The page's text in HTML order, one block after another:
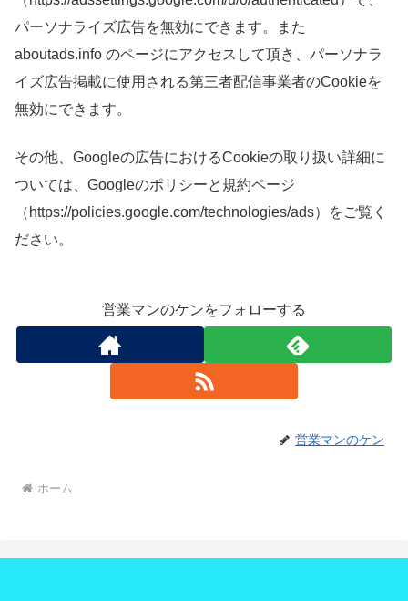
パーソナライズ広告を無効にできます。また
aboutads.info のページにアクセスして頂き、パーソナラ
イズ広告掲載に使用される第三者配信事業者のCookieを
無効にできます。
その他、Googleの広告におけるCookieの取り扱い詳細に
ついては、Googleのポリシーと規約ページ
（https://policies.google.com/technologies/ads）をご覧く
ださい。
営業マンのケンをフォローする
営業マンのケン
ホーム